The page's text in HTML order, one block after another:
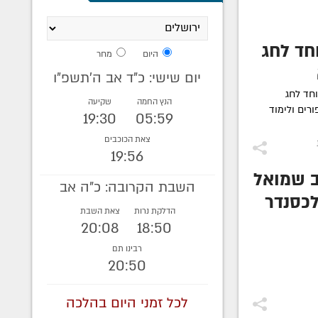
לחג
לחג
ולימוד
שמואל
היום מחר
יום שישי: כ"ד אב ה׳תשפ״ו
הנץ החמה
05:59
שקיעה
19:30
צאת הכוכבים
19:56
השבת הקרובה: כ"ה אב
הדלקת נרות
18:50
צאת השבת
20:08
רבינו תם
20:50
לכל זמני היום בהלכה